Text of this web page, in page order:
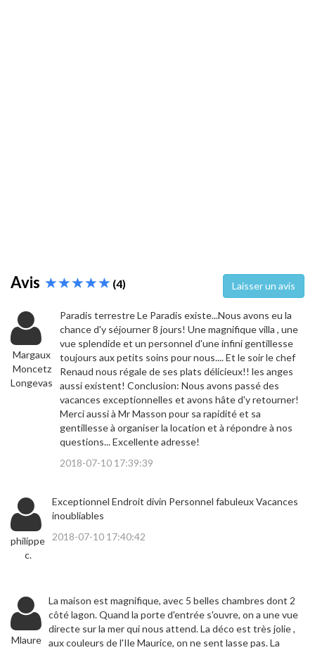
Avis (4) Laisser un avis
Margaux
Moncetz
Longevas
Paradis terrestre Le Paradis existe...Nous avons eu la
chance d'y séjourner 8 jours! Une magnifique villa , une
vue splendide et un personnel d'une infini gentillesse
toujours aux petits soins pour nous.... Et le soir le chef
Renaud nous régale de ses plats délicieux!! les anges
aussi existent! Conclusion: Nous avons passé des
vacances exceptionnelles et avons hâte d'y retourner!
Merci aussi à Mr Masson pour sa rapidité et sa
gentillesse à organiser la location et à répondre à nos
questions... Excellente adresse!
2018-07-10 17:39:39
philippe
c.
Exceptionnel Endroit divin Personnel fabuleux Vacances
inoubliables
2018-07-10 17:40:42
Mlaure
La maison est magnifique, avec 5 belles chambres dont 2
côté lagon. Quand la porte d'entrée s'ouvre, on a une vue
directe sur la mer qui nous attend. La déco est très jolie ,
aux couleurs de l'Ile Maurice, on ne sent lasse pas. La